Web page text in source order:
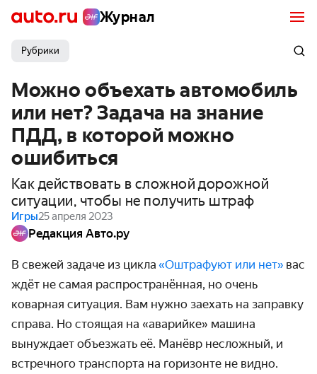
Журнал
Рубрики
Можно объехать автомобиль
или нет? Задача на знание
ПДД, в которой можно
ошибиться
Как действовать в сложной дорожной
ситуации, чтобы не получить штраф
Игры25 апреля 2023
Редакция Авто.ру
В свежей задаче из цикла «Оштрафуют или нет» вас
ждёт не самая распространённая, но очень
коварная ситуация. Вам нужно заехать на заправку
справа. Но стоящая на «аварийке» машина
вынуждает объезжать её. Манёвр несложный, и
встречного транспорта на горизонте не видно.